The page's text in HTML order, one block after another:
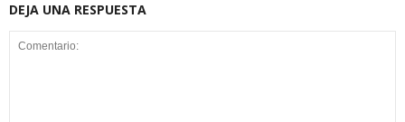
DEJA UNA RESPUESTA